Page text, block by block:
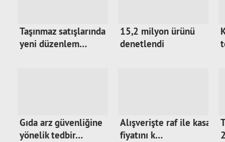
Taşınmaz satışlarında
yeni düzenlem…
15,2 milyon ürünü
denetlendi
Gıda arz güvenliğine
yönelik tedbir…
Alışverişte raf ile kasa
fiyatını k…